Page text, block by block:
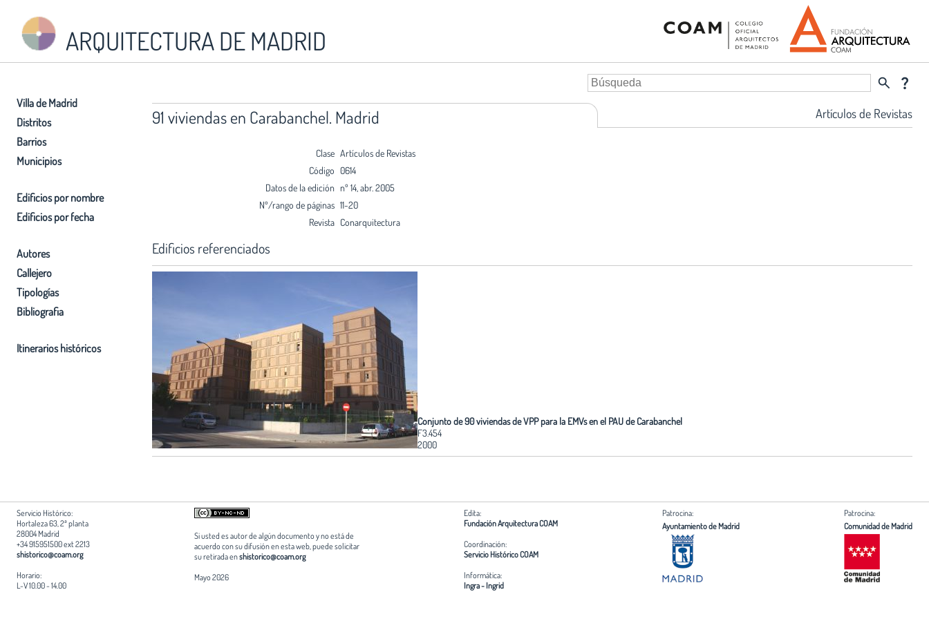
ARQUITECTURA DE MADRID
Villa de Madrid
Distritos
Barrios
Municipios
Edificios por nombre
Edificios por fecha
Autores
Callejero
Tipologías
Bibliografia
Itinerarios históricos
search question_mark
91 viviendas en Carabanchel. Madrid Artículos de Revistas
Clase Artículos de Revistas
Código 0614
Datos de la edición nº 14, abr. 2005
Nº/rango de páginas 11-20
Revista Conarquitectura
Edificios referenciados
Conjunto de 90 viviendas de VPP para la EMVs en el PAU de Carabanchel
F3.454
2000
Servicio Histórico:
Hortaleza 63, 2ª planta
28004 Madrid
+34 915951500 ext 2213
shistorico@coam.org
Horario:
L-V 10.00 - 14.00
Si usted es autor de algún documento y no está de
acuerdo con su difusión en esta web, puede solicitar
su retirada enshistorico@coam.org
Mayo 2026
Edita:
Fundación Arquitectura COAM
Coordinación:
Servicio Histórico COAM
Informática:
Ingra - Ingrid
Patrocina:
Ayuntamiento de Madrid
Patrocina:
Comunidad de Madrid